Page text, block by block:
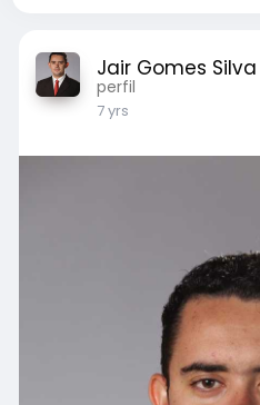
Jair Gomes Silva
perfil
7 yrs